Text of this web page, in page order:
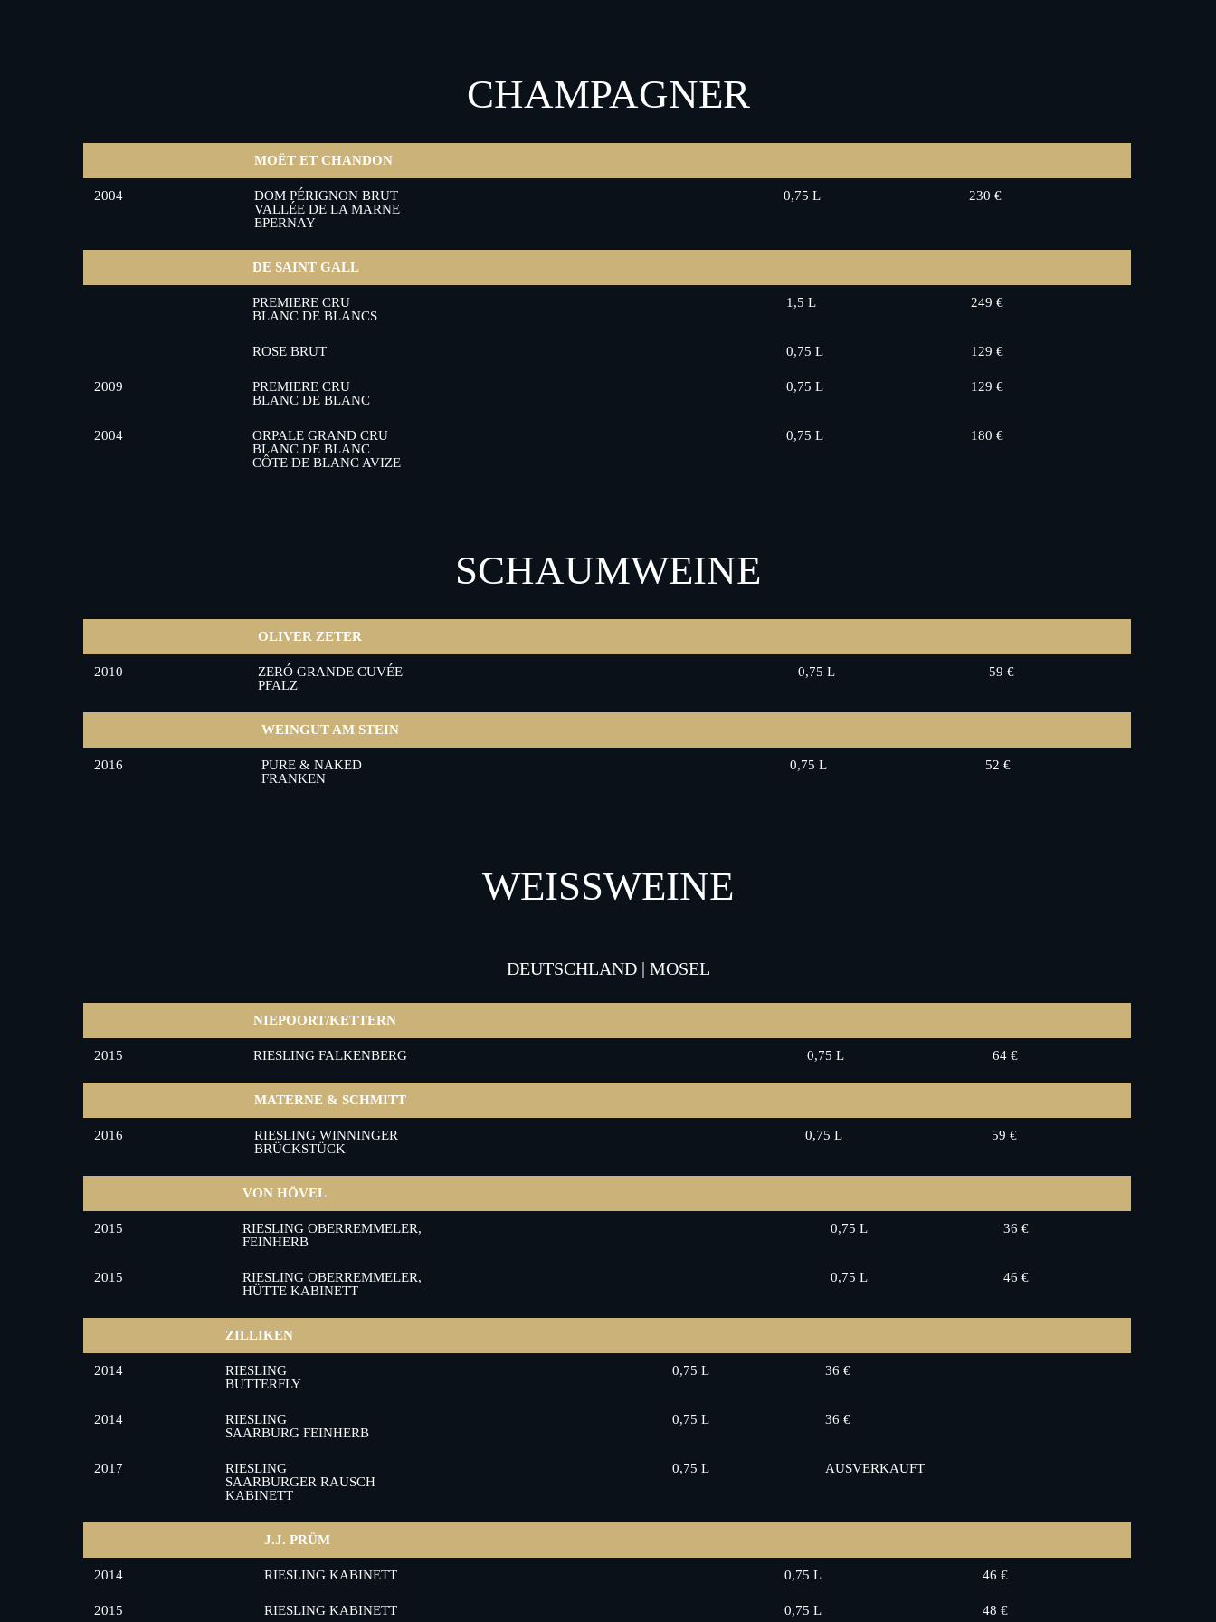
CHAMPAGNER
MOËT ET CHANDON
2004
DOM PÉRIGNON BRUT
VALLÉE DE LA MARNE
EPERNAY
0,75 L 230 €
DE SAINT GALL
PREMIERE CRU
BLANC DE BLANCS
1,5 L 249 €
ROSE BRUT 0,75 L 129 €
2009
PREMIERE CRU
BLANC DE BLANC
0,75 L 129 €
2004
ORPALE GRAND CRU
BLANC DE BLANC
CÔTE DE BLANC AVIZE
0,75 L 180 €
SCHAUMWEINE
OLIVER ZETER
2010
ZERÓ GRANDE CUVÉE
PFALZ
0,75 L 59 €
WEINGUT AM STEIN
2016
PURE & NAKED
FRANKEN
0,75 L 52 €
WEISSWEINE
DEUTSCHLAND | MOSEL
NIEPOORT/KETTERN
2015 RIESLING FALKENBERG 0,75 L 64 €
MATERNE & SCHMITT
2016
RIESLING WINNINGER
BRÜCKSTÜCK
0,75 L 59 €
VON HÖVEL
2015
RIESLING OBERREMMELER,
FEINHERB
0,75 L 36 €
2015
RIESLING OBERREMMELER,
HÜTTE KABINETT
0,75 L 46 €
ZILLIKEN
2014
RIESLING
BUTTERFLY
0,75 L 36 €
2014
RIESLING
SAARBURG FEINHERB
0,75 L 36 €
2017
RIESLING
SAARBURGER RAUSCH
KABINETT
0,75 L AUSVERKAUFT
J.J. PRÜM
2014 RIESLING KABINETT 0,75 L 46 €
2015 RIESLING KABINETT 0,75 L 48 €